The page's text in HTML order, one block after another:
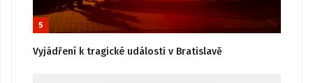
5
Vyjádření k tragické události v Bratislavě